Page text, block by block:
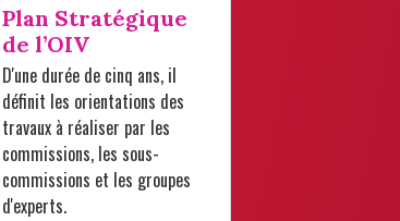
Plan Stratégique
de l’OIV
D'une durée de cinq ans, il
définit les orientations des
travaux à réaliser par les
commissions, les sous-
commissions et les groupes
d'experts.